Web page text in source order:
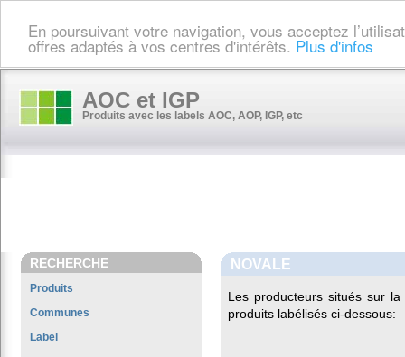
En poursuivant votre navigation, vous acceptez
offres adaptés à vos centres d'intérêts. Plus d'infos
AOC et IGP
Produits avec les labels AOC, AOP, IGP, etc
RECHERCHE
Produits
Communes
Label
NOVALE
Les producteurs situés sur
produits labélisés ci-dessous: